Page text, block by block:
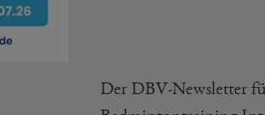
Der DBV-Newsletter